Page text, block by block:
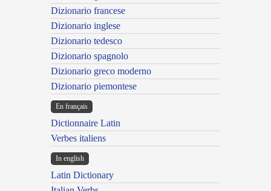
Dizionario francese
Dizionario inglese
Dizionario tedesco
Dizionario spagnolo
Dizionario greco moderno
Dizionario piemontese
En français
Dictionnaire Latin
Verbes italiens
In english
Latin Dictionary